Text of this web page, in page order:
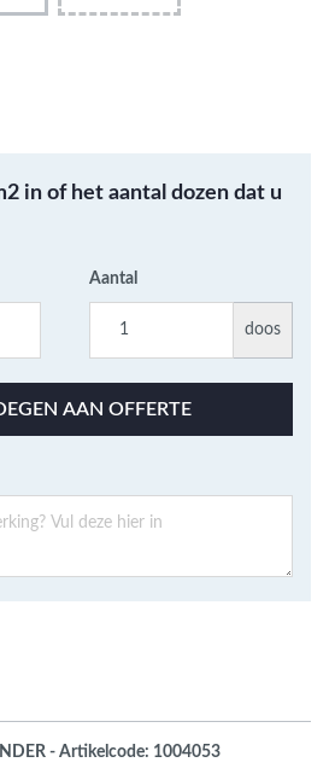
in of het aantal dozen dat u
Aantal
doos
AAN OFFERTE
- Artikelcode: 1004053